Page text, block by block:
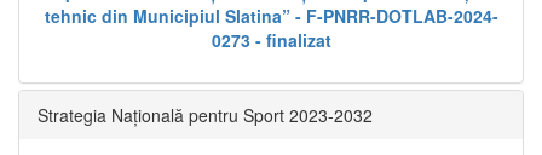
tehnic din Municipiul Slatina” - F-PNRR-DOTLAB-2024-
0273 - finalizat
Strategia Națională pentru Sport 2023-2032